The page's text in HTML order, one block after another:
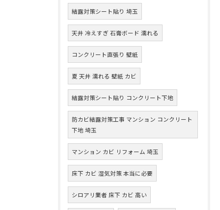
結露対策シート貼り 埼玉
天井 冷えすぎ 石膏ボード 濡れる
コンクリート直張り 壁紙
夏 天井 濡れる 壁紙 カビ
結露対策シート貼り コンクリート下地
防カビ結露対策工事 マンション コンクリート
下地 埼玉
マンション カビ リフォーム 埼玉
床下 カビ 湿気対策 本当に必要
シロアリ業者 床下 カビ 高い